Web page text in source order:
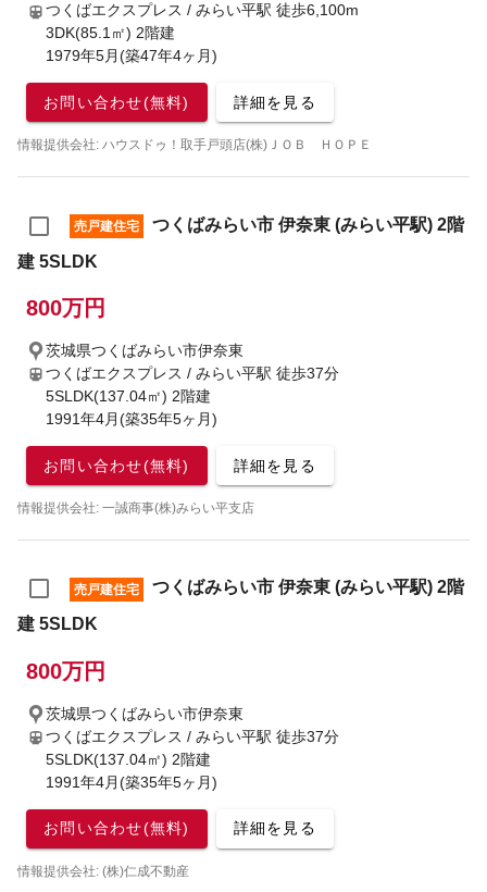
つくばエクスプレス / みらい平駅 徒歩6,100m
3DK(85.1㎡) 2階建
1979年5月(築47年4ヶ月)
お問い合わせ(無料) 詳細を見る
情報提供会社: ハウスドゥ！取手戸頭店(株)ＪＯＢ ＨＯＰＥ
売戸建住宅
つくばみらい市 伊奈東 (みらい平駅) 2階
建 5SLDK
800万円
茨城県つくばみらい市伊奈東
つくばエクスプレス / みらい平駅 徒歩37分
5SLDK(137.04㎡) 2階建
1991年4月(築35年5ヶ月)
お問い合わせ(無料) 詳細を見る
情報提供会社: 一誠商事(株)みらい平支店
売戸建住宅
つくばみらい市 伊奈東 (みらい平駅) 2階
建 5SLDK
800万円
茨城県つくばみらい市伊奈東
つくばエクスプレス / みらい平駅 徒歩37分
5SLDK(137.04㎡) 2階建
1991年4月(築35年5ヶ月)
お問い合わせ(無料) 詳細を見る
情報提供会社: (株)仁成不動産